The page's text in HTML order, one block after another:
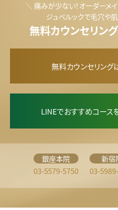
ク
＼ 痛みが少ない！オーダーメ
ジュベルックで毛穴や
無料カウンセリン
無料カウンセリング
LINEでおすすめコース
銀座本院
03-5579-5750
新宿
03-